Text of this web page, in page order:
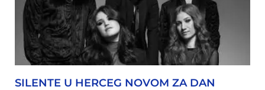
SILENTE U HERCEG NOVOM ZA DAN